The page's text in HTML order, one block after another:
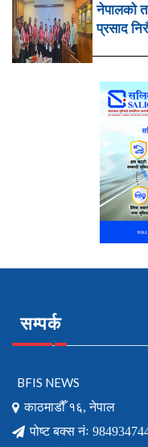
नेपालको
प्रसाद
सम्पर्क
BFIS NEWS
काठमाडौँ १६, नेपाल
पोष्ट बक्स नंः